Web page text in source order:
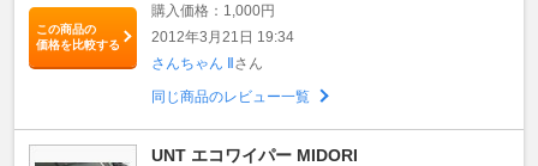
この商品の
価格を比較する
購入価格：1,000円
2012年3月21日 19:34
さんちゃん Ⅱさん
同じ商品のレビュー一覧
UNT エコワイパー MIDORI